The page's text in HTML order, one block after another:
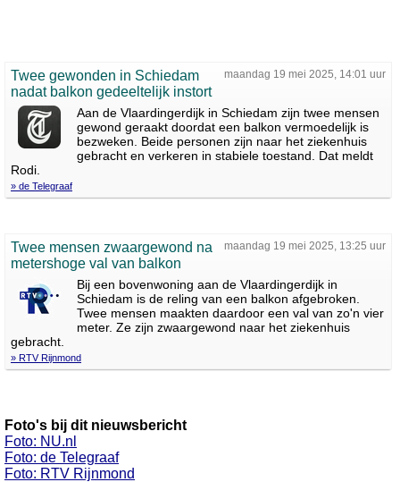
maandag 19 mei 2025, 14:01 uur
Twee gewonden in Schiedam
nadat balkon gedeeltelijk instort
Aan de Vlaardingerdijk in Schiedam zijn twee mensen
gewond geraakt doordat een balkon vermoedelijk is
bezweken. Beide personen zijn naar het ziekenhuis
gebracht en verkeren in stabiele toestand. Dat meldt
Rodi.
» de Telegraaf
maandag 19 mei 2025, 13:25 uur
Twee mensen zwaargewond na
metershoge val van balkon
Bij een bovenwoning aan de Vlaardingerdijk in
Schiedam is de reling van een balkon afgebroken.
Twee mensen maakten daardoor een val van zo'n vier
meter. Ze zijn zwaargewond naar het ziekenhuis
gebracht.
» RTV Rijnmond
Foto's bij dit nieuwsbericht
Foto: NU.nl
Foto: de Telegraaf
Foto: RTV Rijnmond